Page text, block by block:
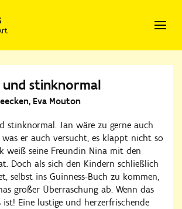
und stinknormal
Eva Mouton
stinknormal. Jan wäre zu gerne auch
was er auch versucht, es klappt nicht so
weiß seine Freundin Nina mit den
Doch als sich den Kindern schließlich
selbst ins Guinness-Buch zu kommen,
großer Überraschung ab. Wenn das
ist! Eine lustige und herzerfrischende